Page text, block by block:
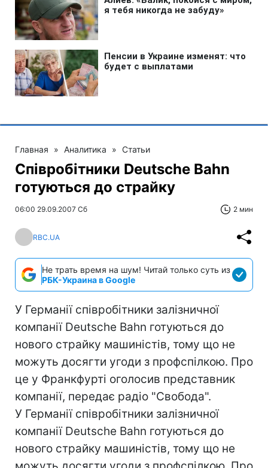
Главная » Аналитика » Статьи
Співробітники Deutsche Bahn
готуються до страйку
06:00 29.09.2007 Сб 2 мин
RBC.UA
Не трать время на шум! Читай только суть из
РБК-Украина в Google
У Германії співробітники залізничної
компанії Deutsche Bahn готуються до
нового страйку машиністів, тому що не
можуть досягти угоди з профспілкою. Про
це у Франкфурті оголосив представник
компанії, передає радіо "Свобода".
У Германії співробітники залізничної
компанії Deutsche Bahn готуються до
нового страйку машиністів, тому що не